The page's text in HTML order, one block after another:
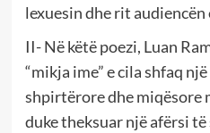
lexuesin dhe rit audiencën
II- Në këtë poezi, Luan
“mikja ime” e cila shfaq
shpirtërore dhe miqësore
duke theksuar një afërsi